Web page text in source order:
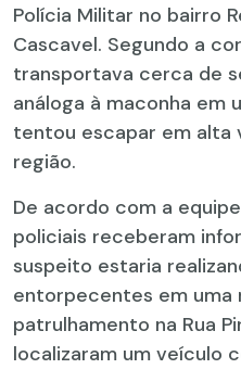
Polícia Militar no bairro
Cascavel. Segundo a
transportava cerca de
análoga à maconha em
tentou escapar em alta
região.
De acordo com a
policiais receberam
suspeito estaria
entorpecentes em
patrulhamento na Rua
localizaram um veículo